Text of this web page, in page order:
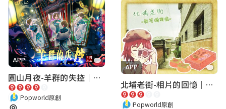
APP
圓山月夜-羊群的失控｜圓山飯店 ARG實境解謎遊戲
Popworld原創
APP
北埔老街-相片的回憶｜新竹老街城市解謎
Popworld原創